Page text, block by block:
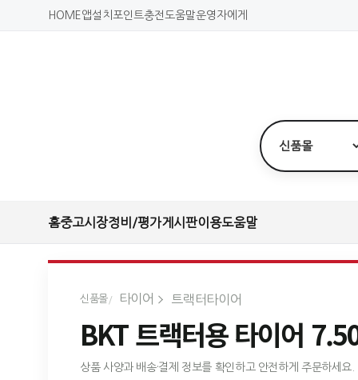
HOME 앱설치 포인트충전도움말운영자에게
홈중고시장정비/평가게시판이용도움말
신품몰 타이어 트랙터타이어
BKT 트랙터용 타이어
상품 사양과 배송·결제 정보를 확인하고 안전하게 주문하세요.